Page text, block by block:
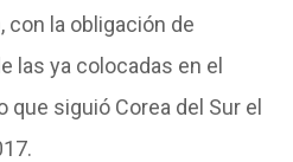
con la obligación de
las ya colocadas en el
siguió Corea del Sur el